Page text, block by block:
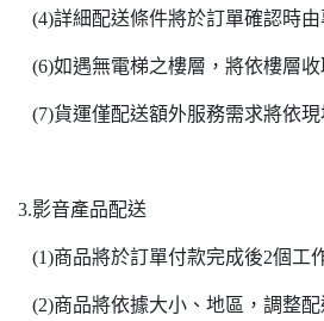
(4)詳細配送條件將於訂單確認時由
(6)如遇無電梯之樓層，將依樓層收
(7)貨運僅配送額外服務需求將依現
3.影音產品配送
(1)商品將於訂單付款完成後2個工
(2)商品將依據大小、地區，調整